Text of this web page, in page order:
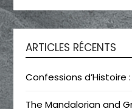
ARTICLES RÉCENTS
Confessions d’Histoire
The Mandalorian and